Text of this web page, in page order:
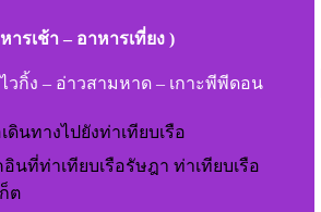
รเช้า – อาหารเที่ยง )
วกิ้ง – อ่าวสามหาด – เกาะพีพีดอน
นทางไปยังท่าเทียบเรือ
อินที่ท่าเทียบเรือรัษฎา ท่าเทียบเรือ
ต